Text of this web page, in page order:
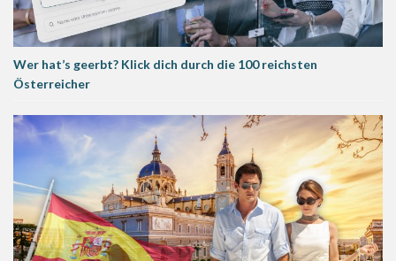
Wer hat’s geerbt? Klick dich durch die 100 reichsten
Österreicher